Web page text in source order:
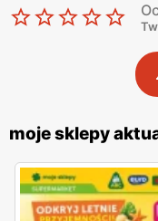
moje sklepy